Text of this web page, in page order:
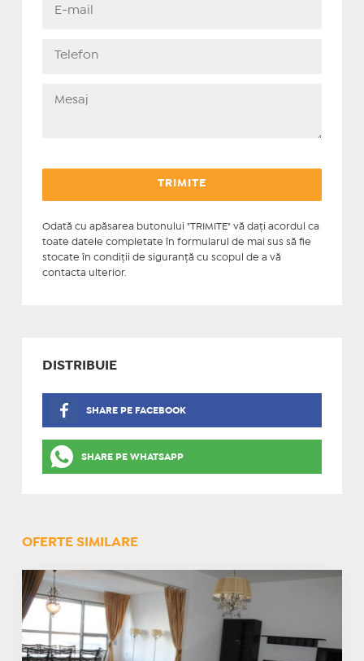
Odată cu apăsarea butonului "TRIMITE" vă daţi acordul ca
toate datele completate în formularul de mai sus să fie
stocate în condiţii de siguranţă cu scopul de a vă
contacta ulterior.
DISTRIBUIE
SHARE PE FACEBOOK
SHARE PE WHATSAPP
OFERTE SIMILARE